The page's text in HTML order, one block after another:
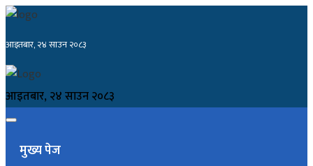
आइतबार, २४ साउन २०८३
आइतबार, २४ साउन २०८३
मुख्य पेज